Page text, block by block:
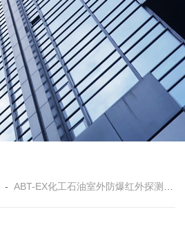
-ABT-EX化工石油室外防爆红外探测器外壳激光对射仪